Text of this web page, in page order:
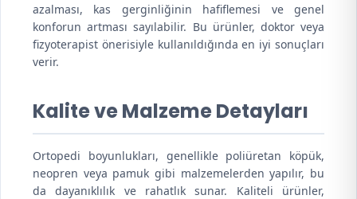
azalması, kas gerginliğinin hafiflemesi ve genel
konforun artması sayılabilir. Bu ürünler, doktor veya
fizyoterapist önerisiyle kullanıldığında en iyi sonuçları
verir.
Kalite ve Malzeme Detayları
Ortopedi boyunlukları, genellikle poliüretan köpük,
neopren veya pamuk gibi malzemelerden yapılır, bu
da dayanıklılık ve rahatlık sunar. Kaliteli ürünler,